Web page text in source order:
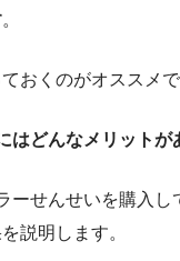
。
おくのがオススメで
はどんなメリットが
ーせんせいを購入し
説明します。